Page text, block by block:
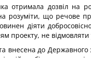
отримала дозвіл на
розуміти, що речове
діяти
проекту, не
до Державного